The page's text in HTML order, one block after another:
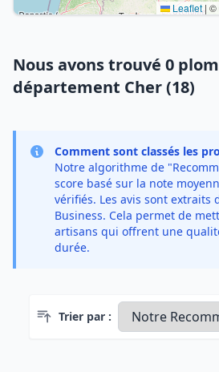
Leaflet | ©
Nous avons trouvé 0
département Cher (18)
Comment sont classés les
Notre algorithme de
score basé sur la note
vérifiés. Les avis sont extraits
Business. Cela permet de
artisans qui offrent une
durée.
Trier par :